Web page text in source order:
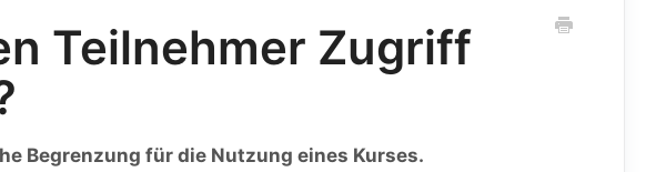
Teilnehmer Zugriff
Begrenzung für die Nutzung eines Kurses.